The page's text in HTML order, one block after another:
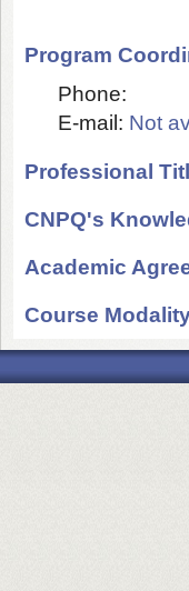
Program
Phone:
E-mail: Not
Professional
CNPQ's
Academic
Course